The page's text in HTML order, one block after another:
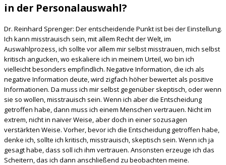
in der Personalauswahl?
Dr. Reinhard Sprenger: Der entscheidende Punkt ist bei der Einstellung.
Ich kann misstrauisch sein, mit allem Recht der Welt, im
Auswahlprozess, ich sollte vor allem mir selbst misstrauen, mich selbst
kritisch angucken, wo eskaliere ich in meinem Urteil, wo bin ich
vielleicht besonders empfindlich. Negative Information, die ich als
negative Information deute, wird zigfach höher bewertet als positive
Informationen. Da muss ich mir selbst gegenüber skeptisch, oder wenn
sie so wollen, misstrauisch sein. Wenn ich aber die Entscheidung
getroffen habe, dann muss ich einem Menschen vertrauen. Nicht im
extrem, nicht in naiver Weise, aber doch in einer sozusagen
verstärkten Weise. Vorher, bevor ich die Entscheidung getroffen habe,
denke ich, sollte ich kritisch, misstrauisch, skeptisch sein. Wenn ich ja
gesagt habe, dass soll ich ihm vertrauen. Ansonsten erzeuge ich das
Scheitern, das ich dann anschließend zu beobachten meine.